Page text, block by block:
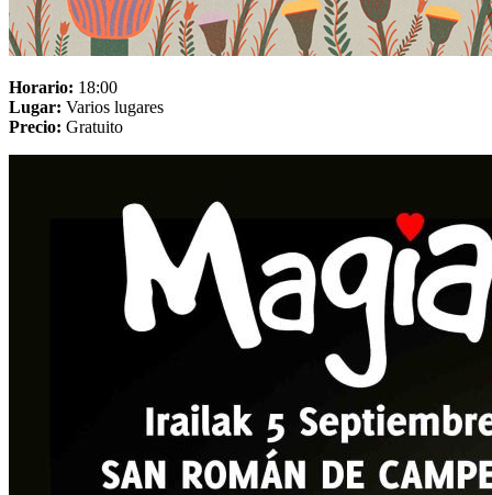
Horario: 18:00
Lugar: Varios lugares
Precio: Gratuito